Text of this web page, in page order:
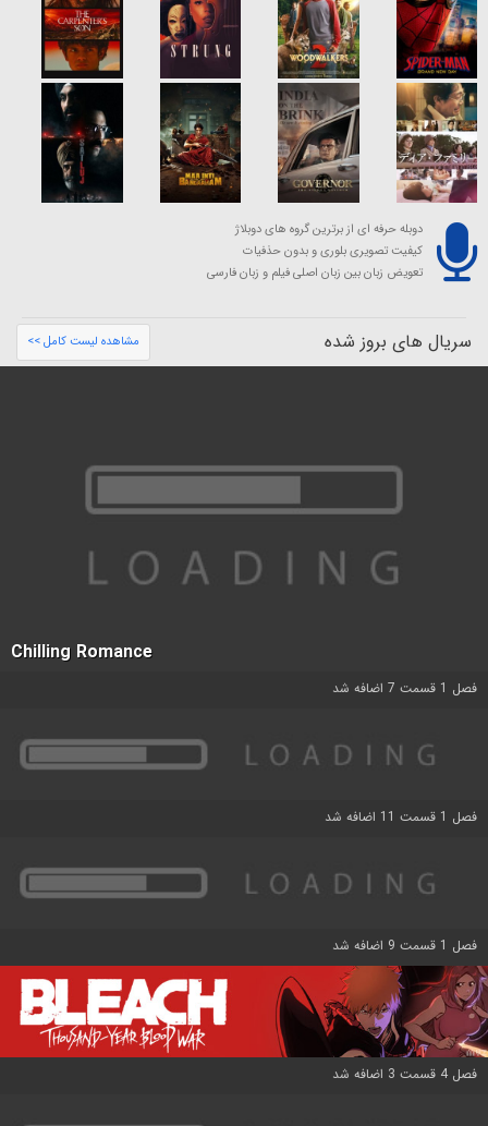
دوبله حرفه ای از برترین گروه های دوبلاژ
کیفیت تصویری بلوری و بدون حذفیات
تعویض زبان بین زبان اصلی فیلم و زبان فارسی
سریال های بروز شده مشاهده لیست کامل >>
Chilling Romance
فصل 1 قسمت 7 اضافه شد
فصل 1 قسمت 11 اضافه شد
فصل 1 قسمت 9 اضافه شد
فصل 4 قسمت 3 اضافه شد